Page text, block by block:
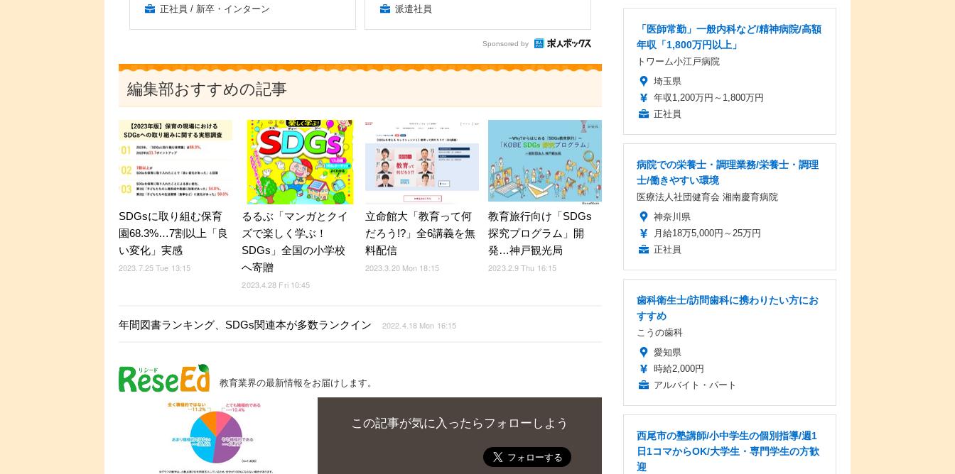
正社員 / 新卒・インターン
派遣社員
Sponsored by
編集部おすすめの記事
SDGsに取り組む保育
園68.3%…7割以上「良
い変化」実感
2023.7.25 Tue 13:15
るるぶ「マンガとクイ
ズで楽しく学ぶ！
SDGs」全国の小学校
へ寄贈
2023.4.28 Fri 10:45
立命館大「教育って何
だろう!?」全6講義を無
料配信
2023.3.20 Mon 18:15
教育旅行向け「SDGs
探究プログラム」開
発…神戸観光局
2023.2.9 Thu 16:15
年間図書ランキング、SDGs関連本が多数ランクイン 2022.4.18 Mon 16:15
教育業界の最新情報をお届けします。
この記事が気に入ったらフォローしよう
「医師常勤」一般内科など/精神病院/高額
年収「1,800万円以上」
トワーム小江戸病院
埼玉県
年収1,200万円～1,800万円
正社員
病院での栄養士・調理業務/栄養士・調理
士/働きやすい環境
医療法人社団健育会 湘南慶育病院
神奈川県
月給18万5,000円～25万円
正社員
歯科衛生士/訪問歯科に携わりたい方にお
すすめ
こうの歯科
愛知県
時給2,000円
アルバイト・パート
西尾市の塾講師/小中学生の個別指導/週1
日1コマからOK/大学生・専門学生の方歓
迎